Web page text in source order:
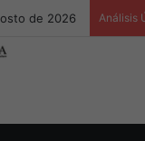
de 2026 Análisis